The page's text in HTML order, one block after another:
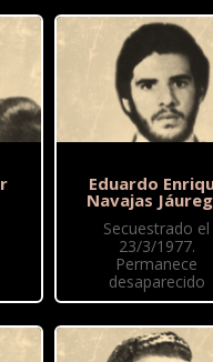
Eduardo
Navajas
Secuestrado el
23/3/1977.
Permanece
desaparecido